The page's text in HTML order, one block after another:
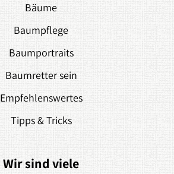
Bäume
Baumpflege
Baumportraits
Baumretter sein
Empfehlenswertes
Tipps & Tricks
Wir sind viele